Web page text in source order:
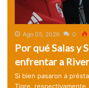
Ago 05, 2026 0
Por qué Salas y
enfrentar a
Si bien pasaron a
Tigre,